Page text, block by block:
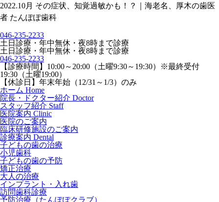
2022.10月 その症状、知覚過敏かも！？｜海老名、厚木の歯医
者 たんぽぽ歯科
046-235-2233
土日診療・年中無休・夜8時まで診療
土日診療・年中無休・夜8時まで診療
046-235-2233
【診療時間】 10:00～20:00（土曜9:30～19:30）※最終受付
19:30（土曜19:00）
【休診日】 年末年始（12/31～1/3）のみ
ホーム Home
院長・ドクター紹介 Doctor
スタッフ紹介 Staff
医院案内 Clinic
医院のご案内
臨床研修施設のご案内
診療案内 Dental
子どもの歯の治療
小児歯科
子どもの歯の予防
矯正治療
大人の治療
インプラント・入れ歯
訪問歯科診療
予防治療（たんぽぽクラブ）